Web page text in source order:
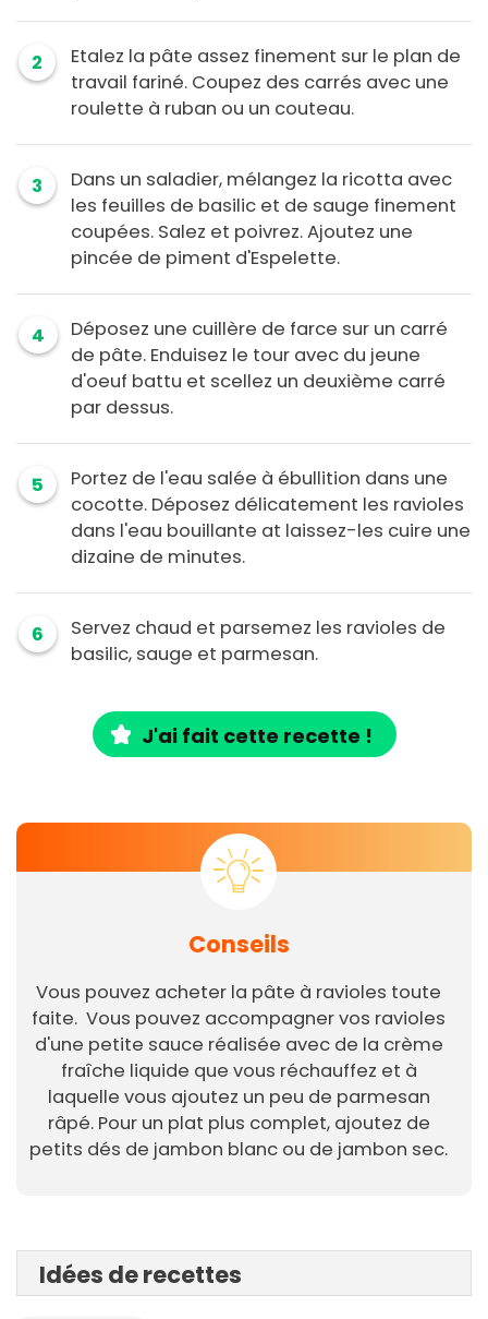
2
Etalez la pâte assez finement sur le plan de
travail fariné. Coupez des carrés avec une
roulette à ruban ou un couteau.
3
Dans un saladier, mélangez la ricotta avec
les feuilles de basilic et de sauge finement
coupées. Salez et poivrez. Ajoutez une
pincée de piment d'Espelette.
4
Déposez une cuillère de farce sur un carré
de pâte. Enduisez le tour avec du jeune
d'oeuf battu et scellez un deuxième carré
par dessus.
5
Portez de l'eau salée à ébullition dans une
cocotte. Déposez délicatement les ravioles
dans l'eau bouillante at laissez-les cuire une
dizaine de minutes.
6
Servez chaud et parsemez les ravioles de
basilic, sauge et parmesan.
J'ai fait cette recette !
Conseils
Vous pouvez acheter la pâte à ravioles toute
faite. Vous pouvez accompagner vos ravioles
d'une petite sauce réalisée avec de la crème
fraîche liquide que vous réchauffez et à
laquelle vous ajoutez un peu de parmesan
râpé. Pour un plat plus complet, ajoutez de
petits dés de jambon blanc ou de jambon sec.
Idées de recettes